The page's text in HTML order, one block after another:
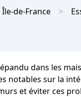
Île-de-France
dans les
notables sur la
et éviter ces